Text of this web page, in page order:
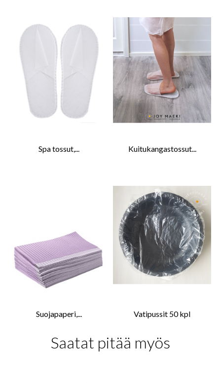
Spa tossut,... Kuitukangastossut...
Suojapaperi,... Vatipussit 50 kpl
Saatat pitää myös